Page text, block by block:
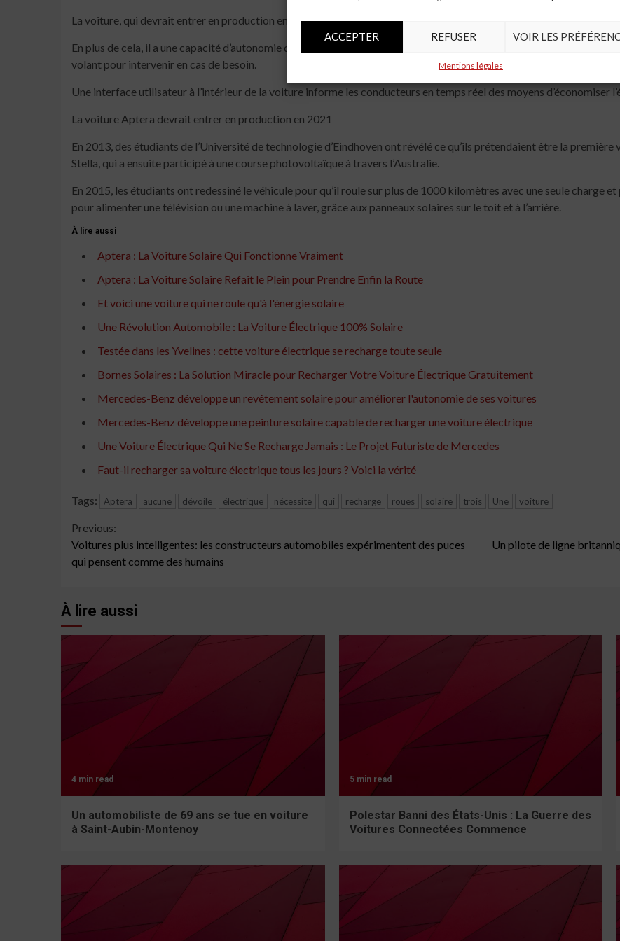
ACCEPTER REFUSER VOIR LES
Mentions légales
La voiture, qui devrait entrer en production en 2021, est capable de passer de zéro à 60 miles par heure (mph) en
En plus de cela, il a une capacité d’autonomie de niveau deux, ce qui signifie qu’il peut contrôler la direction,
volant pour intervenir en cas de besoin.
Une interface utilisateur à l’intérieur de la voiture informe les conducteurs en temps réel des moyens d’économiser
La voiture Aptera devrait entrer en production en 2021
En 2013, des étudiants de l’Université de technologie d’Eindhoven ont révélé ce qu’ils prétendaient être la
Stella, qui a ensuite participé à une course photovoltaïque à travers l’Australie.
En 2015, les étudiants ont redessiné le véhicule pour qu’il roule sur plus de 1000 kilomètres avec une seule charge
pour alimenter une télévision ou une machine à laver, grâce aux panneaux solaires sur le toit et à l’arrière.
À lire aussi
Aptera : La Voiture Solaire Qui Fonctionne Vraiment
Aptera : La Voiture Solaire Refait le Plein pour Prendre Enfin la Route
Et voici une voiture qui ne roule qu'à l'énergie solaire
Une Révolution Automobile : La Voiture Électrique 100% Solaire
Testée dans les Yvelines : cette voiture électrique se recharge toute seule
Bornes Solaires : La Solution Miracle pour Recharger Votre Voiture Électrique Gratuitement
Mercedes-Benz développe un revêtement solaire pour améliorer l'autonomie de ses voitures
Mercedes-Benz développe une peinture solaire capable de recharger une voiture électrique
Une Voiture Électrique Qui Ne Se Recharge Jamais : Le Projet Futuriste de Mercedes
Faut-il recharger sa voiture électrique tous les jours ? Voici la vérité
Tags: Aptera aucune dévoile électrique nécessite qui recharge roues solaire trois Une voiture
Continue
Reading
Previous:
Voitures plus intelligentes: les constructeurs automobiles expérimentent des puces
qui pensent comme des humains
Un pilote de ligne
À lire aussi
4 min read
Un automobiliste de 69 ans se tue en voiture
à Saint-Aubin-Montenoy
5 min read
Polestar Banni des États-Unis : La Guerre des
Voitures Connectées Commence